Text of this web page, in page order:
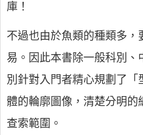
庫！
不過也由於魚類的種類多，
易。因此本書除一般科別
別針對入門者精心規劃了「
體的輪廓圖像，清楚分明
查索範圍。